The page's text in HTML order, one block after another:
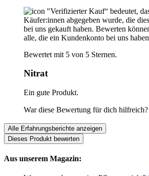
"Verifizierter Kauf“ bedeutet,
Käufer:innen abgegeben wurde, die
bei uns gekauft haben. Bewerten
alle, die ein Kundenkonto bei uns
Bewertet mit 5 von 5 Sternen.
Nitrat
Ein gute Produkt.
War diese Bewertung für dich hilfreich?
Alle Erfahrungsberichte anzeigen
Dieses Produkt bewerten
Aus unserem Magazin: